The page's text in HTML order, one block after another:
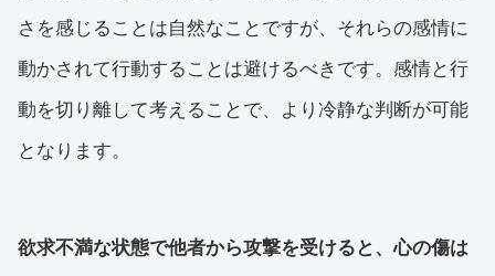
さを感じることは自然なことですが、それらの感情に
動かされて行動することは避けるべきです。感情と行
動を切り離して考えることで、より冷静な判断が可能
となります。
欲求不満な状態で他者から攻撃を受けると、心の傷は